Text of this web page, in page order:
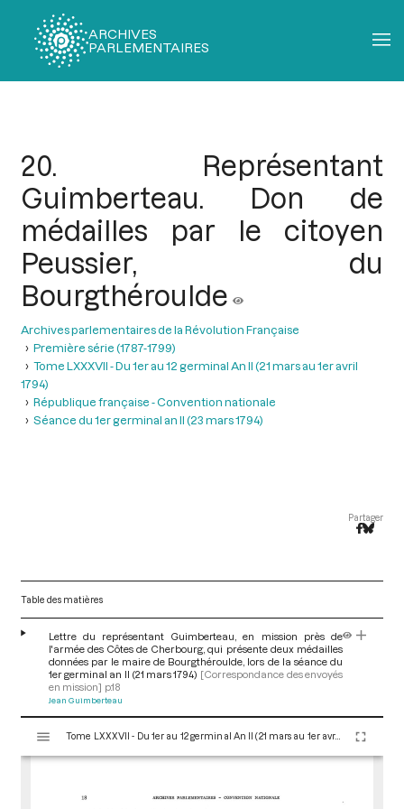
ARCHIVES
PARLEMENTAIRES
20. Représentant
Guimberteau. Don de
médailles par le citoyen
Peussier, du
Bourgthéroulde
Archives parlementaires de la Révolution Française
Première série (1787-1799)
Tome LXXXVII - Du 1er au 12 germinal An II (21 mars au 1er avril
1794)
République française - Convention nationale
Séance du 1er germinal an II (23 mars 1794)
Partager
Table des matières
Lettre du représentant Guimberteau, en mission près de
l'armée des Côtes de Cherbourg, qui présente deux médailles
données par le maire de Bourgthéroulde, lors de la séance du
1er germinal an II (21 mars 1794) [Correspondance des envoyés
en mission] p.18
Jean Guimberteau
s